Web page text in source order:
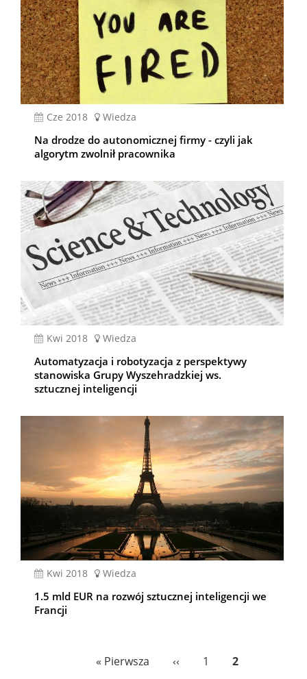
cze 2018 Wiedza
Na drodze do autonomicznej firmy - czyli jak
algorytm zwolnił pracownika
kwi 2018 Wiedza
Automatyzacja i robotyzacja z perspektywy
stanowiska Grupy Wyszehradzkiej ws.
sztucznej inteligencji
kwi 2018 Wiedza
1.5 mld EUR na rozwój sztucznej inteligencji we
Francji
Pierwsza
« Pierwsza
Poprzednia
‹‹ Page
1
Bieżąca
2